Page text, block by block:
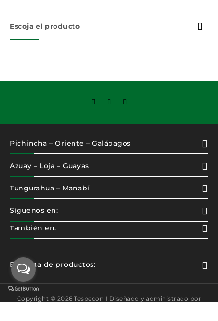
Escoja el producto
Pichincha – Oriente – Galápagos
Azuay – Loja – Guayas
Tungurahua – Manabí
Síguenos en:
También en:
Etiqueta de productos:
Copyright © 2026 Tespecon I Diseñado y administrado por